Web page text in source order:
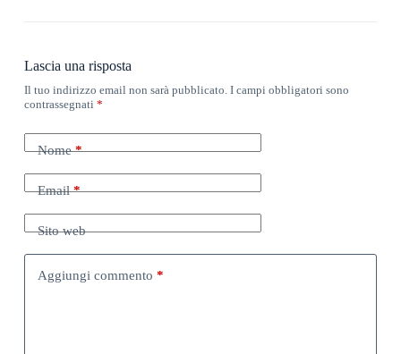
Lascia una risposta
Il tuo indirizzo email non sarà pubblicato. I campi obbligatori sono
contrassegnati *
Nome*
Email*
Sito web
Aggiungi commento *